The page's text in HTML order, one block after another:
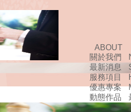
ABOUT
關於我們
最新消息
服務項目
優惠專案
動態作品